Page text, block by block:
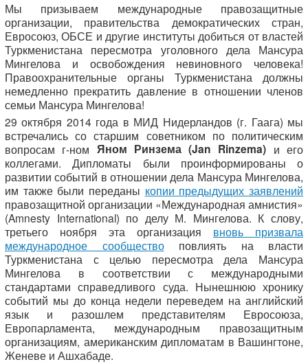
Мы призываем международные правозащитные
организации, правительства демократических стран,
Евросоюз, ОБСЕ и другие институты добиться от властей
Туркменистана пересмотра уголовного дела Мансура
Мингелова и освобождения невиновного человека!
Правоохранительные органы Туркменистана должны
немедленно прекратить давление в отношении членов
семьи Мансура Мингелова!
29 октября 2014 года в МИД Нидерландов (г. Гаага) мы
встречались со старшим советником по политическим
вопросам г-ном Яном Ринзема (Jan Rinzema) и его
коллегами. Дипломаты были проинформированы о
развитии событий в отношении дела Мансура Мингелова,
им также были переданы копии предыдущих заявлений
правозащитной организации «Международная амнистия»
(Amnesty International) по делу М. Мингелова. К слову,
третьего ноября эта организация вновь призвала
международное сообществоповлиять на власти
Туркменистана с целью пересмотра дела Мансура
Мингелова в соответствии с международными
стандартами справедливого суда. Нынешнюю хронику
событий мы до конца недели переведем на английский
язык и разошлем представителям Евросоюза,
Европарламента, международным правозащитным
организациям, американским дипломатам в Вашингтоне,
Женеве и Ашхабаде.